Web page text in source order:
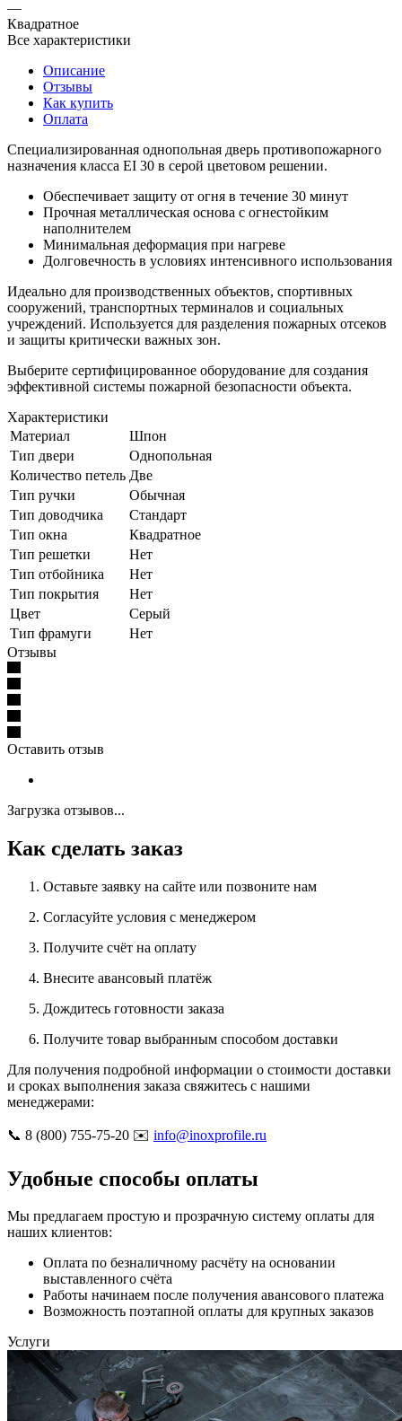
—
Квадратное
Все характеристики
Описание
Отзывы
Как купить
Оплата
Специализированная однопольная дверь противопожарного
назначения класса EI 30 в серой цветовом решении.
Обеспечивает защиту от огня в течение 30 минут
Прочная металлическая основа с огнестойким
наполнителем
Минимальная деформация при нагреве
Долговечность в условиях интенсивного использования
Идеально для производственных объектов, спортивных
сооружений, транспортных терминалов и социальных
учреждений. Используется для разделения пожарных отсеков
и защиты критически важных зон.
Выберите сертифицированное оборудование для создания
эффективной системы пожарной безопасности объекта.
Характеристики
Материал
Шпон
Тип двери
Однопольная
Количество петель Две
Тип ручки
Обычная
Тип доводчика
Стандарт
Тип окна
Квадратное
Тип решетки
Нет
Тип отбойника
Нет
Тип покрытия
Нет
Цвет
Серый
Тип фрамуги
Нет
Отзывы
Оставить отзыв
Загрузка отзывов...
Как сделать заказ
Оставьте заявку на сайте или позвоните нам
Согласуйте условия с менеджером
Получите счёт на оплату
Внесите авансовый платёж
Дождитесь готовности заказа
Получите товар выбранным способом доставки
Для получения подробной информации о стоимости доставки
и сроках выполнения заказа свяжитесь с нашими
менеджерами:
📞 8 (800) 755-75-20 ✉️ info@inoxprofile.ru
Удобные способы оплаты
Мы предлагаем простую и прозрачную систему оплаты для
наших клиентов:
Оплата по безналичному расчёту на основании
выставленного счёта
Работы начинаем после получения авансового платежа
Возможность поэтапной оплаты для крупных заказов
Услуги